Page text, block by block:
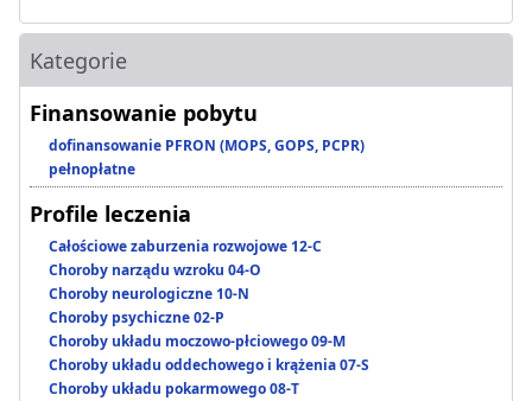
Kategorie
Finansowanie pobytu
dofinansowanie PFRON (MOPS, GOPS, PCPR)
pełnopłatne
Profile leczenia
Całościowe zaburzenia rozwojowe 12-C
Choroby narządu wzroku 04-O
Choroby neurologiczne 10-N
Choroby psychiczne 02-P
Choroby układu moczowo-płciowego 09-M
Choroby układu oddechowego i krążenia 07-S
Choroby układu pokarmowego 08-T